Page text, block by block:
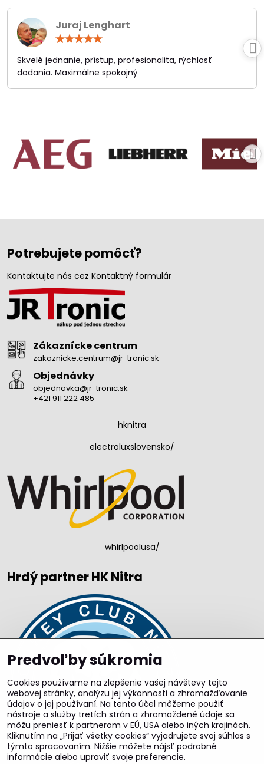
Juraj Lenghart
/
5
Skvelé jednanie, prístup, profesionalita, rýchlosť
dodania. Maximálne spokojný
Potrebujete pomôcť?
Kontaktujte nás cez Kontaktný formulár
Zákaznícke centrum
zakaznicke.centrum@jr-tronic.sk
Objednávky
objednavka@jr-tronic.sk
+421 911 222 485
hknitra
electroluxslovensko/
whirlpoolusa/
Hrdý partner HK Nitra
Predvoľby súkromia
Cookies používame na zlepšenie vašej návštevy tejto
webovej stránky, analýzu jej výkonnosti a zhromažďovanie
údajov o jej používaní. Na tento účel môžeme použiť
nástroje a služby tretích strán a zhromaždené údaje sa
môžu preniesť k partnerom v EÚ, USA alebo iných krajinách.
Kliknutím na „Prijať všetky cookies“ vyjadrujete svoj súhlas s
týmto spracovaním. Nižšie môžete nájsť podrobné
informácie alebo upraviť svoje preferencie.